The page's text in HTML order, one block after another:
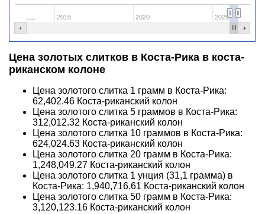
2015 2020 2025
Цена золотых слитков в Коста-Рика в коста-
риканском колоне
Цена золотого слитка 1 грамм в Коста-Рика:
62,402.46 Коста-риканский колон
Цена золотого слитка 5 граммов в Коста-Рика:
312,012.32 Коста-риканский колон
Цена золотого слитка 10 граммов в Коста-Рика:
624,024.63 Коста-риканский колон
Цена золотого слитка 20 грамм в Коста-Рика:
1,248,049.27 Коста-риканский колон
Цена золотого слитка 1 унция (31,1 грамма) в
Коста-Рика: 1,940,716.61 Коста-риканский колон
Цена золотого слитка 50 грамм в Коста-Рика:
3,120,123.16 Коста-риканский колон